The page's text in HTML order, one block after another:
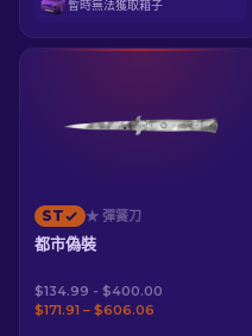
暫時無法獲取箱子
ST ★ 彈簧刀
都市偽裝
$134.99 - $400.00
$171.91 – $606.06